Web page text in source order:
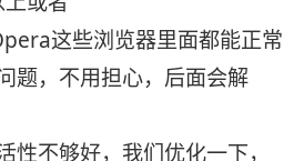
这些浏览器里面都能正常
题，不用担心，后面会解
不够好，我们优化一下，